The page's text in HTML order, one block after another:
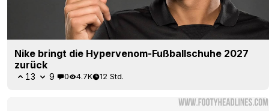
Nike bringt die Hypervenom-Fußballschuhe 2027
zurück
13 9 0 4.7K 12 Std.